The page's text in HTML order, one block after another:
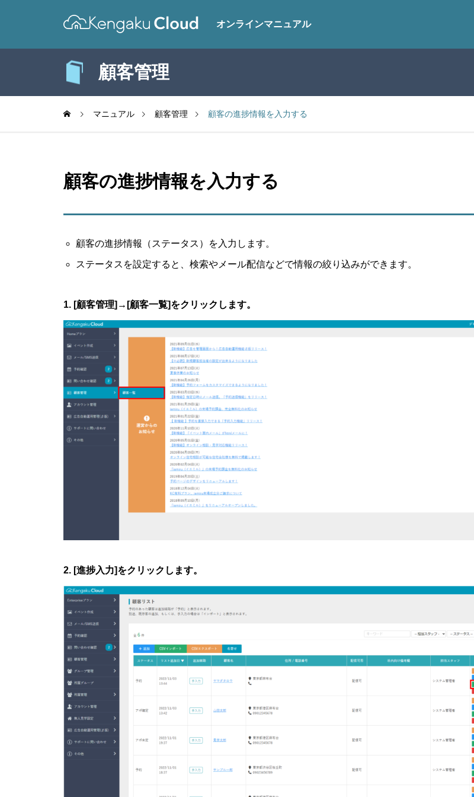
オンラインマニュアル
顧客管理
マニュアル 顧客管理 顧客の進捗情報を入力する
顧客の進捗情報を入力する
顧客の進捗情報（ステータス）を入力します。
ステータスを設定すると、検索やメール配信などで情報の絞り込みができます。
1. [顧客管理]→[顧客一覧]をクリックします。
2. [進捗入力]をクリックします。